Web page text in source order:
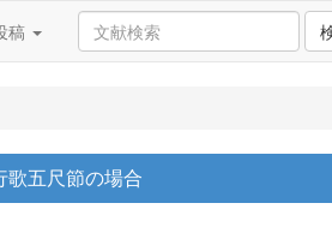
稿
歌五尺節の場合